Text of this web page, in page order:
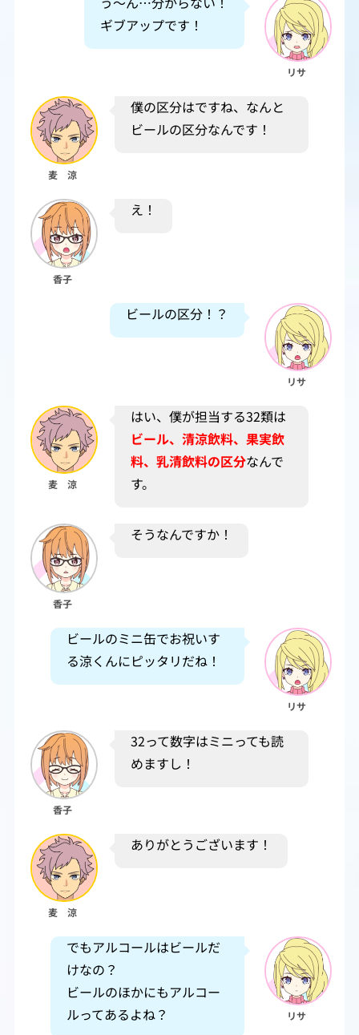
ギブアップです！
リサ
麦 涼
僕の区分はですね、なんと
ビールの区分なんです！
香子
え！
ビールの区分！？
リサ
麦 涼
はい、僕が担当する32類は
ビール、清涼飲料、果実飲
料、乳清飲料の区分なんで
す。
香子
そうなんですか！
ビールのミニ缶でお祝いす
る涼くんにピッタリだね！
リサ
香子
32って数字はミニっても読
めますし！
麦 涼
ありがとうございます！
でもアルコールはビールだ
けなの？
ビールのほかにもアルコー
ルってあるよね？ リサ